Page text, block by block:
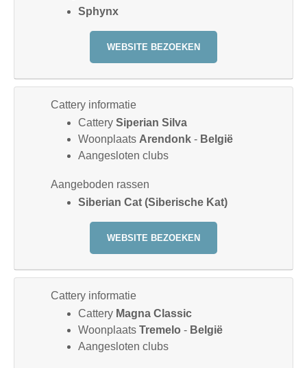
Sphynx
WEBSITE BEZOEKEN
Cattery informatie
Cattery Siperian Silva
Woonplaats Arendonk- België
Aangesloten clubs
Aangeboden rassen
Siberian Cat (Siberische Kat)
WEBSITE BEZOEKEN
Cattery informatie
Cattery Magna Classic
Woonplaats Tremelo - België
Aangesloten clubs